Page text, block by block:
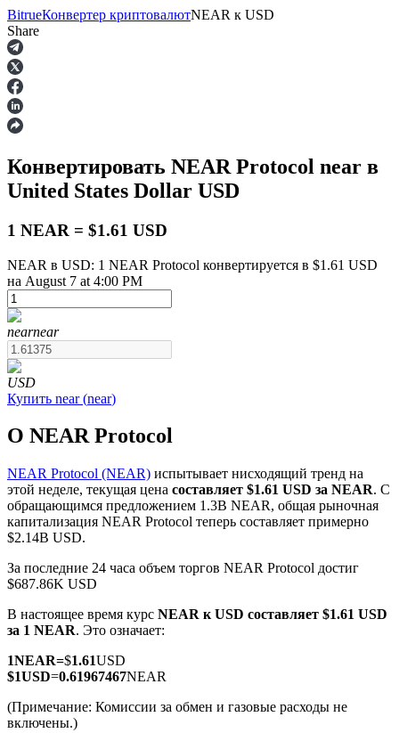
Фьючерсы
USDT-фьючерсы
обеспечения
Фьючерсы на COIN-M
Криптовалютные фьючерсы
Деривативы на акции, форекс, драгоценные металлы и
сырьевые товары
BitrueКонвертер криптовалютNEAR к USD
Share
Конвертировать NEAR Protocol near в
United States Dollar USD
1 NEAR = $1.61 USD
NEAR в USD: 1 NEAR Protocol конвертируется в $1.61 USD
на August 7 at 4:00 PM
nearnear
USD
Купить near(near)
О NEAR Protocol
NEAR Protocol (NEAR) испытывает нисходящий тренд на
этой неделе, текущая цена составляет $1.61 USD за NEAR. С
обращающимся предложением 1.3B NEAR, общая рыночная
капитализация NEAR Protocol теперь составляет примерно
$2.14B USD.
За последние 24 часа объем торгов NEAR Protocol достиг
$687.86K USD
В настоящее время курс NEAR к USD составляет $1.61 USD
за 1 NEAR. Это означает:
1NEAR=$1.61USD
$1USD=0.61967467NEAR
(Примечание: Комиссии за обмен и газовые расходы не
включены.)